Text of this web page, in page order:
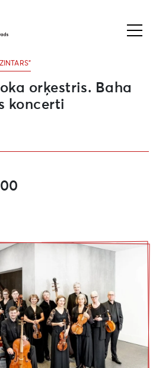
orķestris. Baha
koncerti